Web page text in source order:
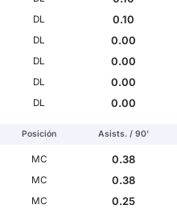
DL
0.10
DL
0.00
DL
0.00
DL
0.00
DL 0.00
Posición Asists. / 90'
MC
0.38
MC
0.38
MC
0.25